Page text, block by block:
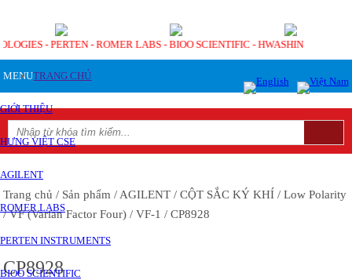
- PERTEN - ROMER LABS - BIOO SCIENTIFIC - HWASHIN
MENUTRANG CHỦ
GIỚI THIỆU
HƯNG VIỆT CSE
AGILENT
ROMER LABS
PERTEN INSTRUMENTS
BIOO SCIENTIFIC
Trang chủ / Sản phẩm / AGILENT / CỘT SẮC KÝ KHÍ / Low Polarity
/ VF (Varian Factor Four) / VF-1 / CP8928
CP8928